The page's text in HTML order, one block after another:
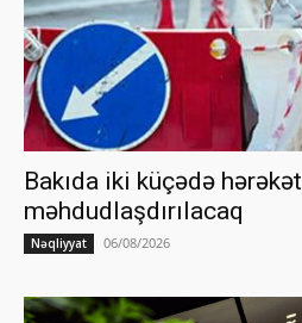
Bakıda iki küçədə hərəkət
məhdudlaşdırılacaq
Nəqliyyat 06/08/2026